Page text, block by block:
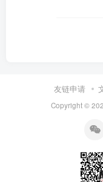
友链申请
Copyright ©